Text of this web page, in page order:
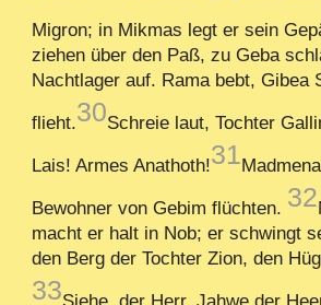
Migron; in Mikmas legt er sein
ziehen über den Paß, zu Geba
Nachtlager auf. Rama bebt, Gibea
flieht.30Schreie laut, Tochter
Lais! Armes Anathoth!31
Bewohner von Gebim flüchten. 32
macht er halt in Nob; er schwingt
den Berg der Tochter Zion, den
33Siehe, der Herr, Jahwe der